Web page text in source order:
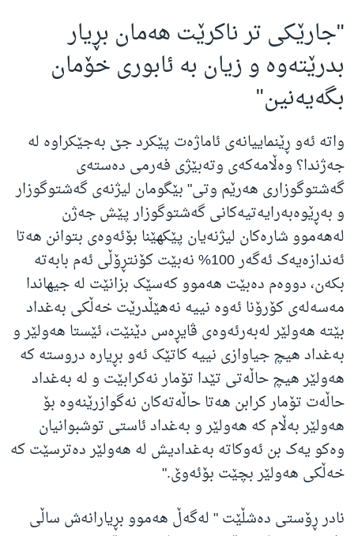
"جارێکی تر ناکرێت هه‌مان بڕیار
بدرێته‌وه‌ و زیان به‌ ئابوری خۆمان
بگه‌یه‌نین"
واتە ئەو ڕێنماییانەی ئاماژەت پێکرد جێ بەجێکراوە لە
جەژندا؟ وەڵامەکەی وتەبێژی فەرمی دەستەی
گەشتوگوزاری هەرێم وتی" بێگومان لیژنه‌ی گه‌شتوگوزار
و به‌ڕێوه‌به‌رایه‌تیه‌کانی گه‌شتوگوزار پێش جه‌ژن
له‌هه‌موو شاره‌کان لیژنه‌یان پێکهێنا بۆئه‌وه‌ی بتوانن هه‌تا
ئه‌ندازه‌یه‌ک ئه‌گه‌ر 100% نه‌بێت کۆنتڕۆڵی ئه‌م بابه‌ته‌
بکه‌ن، دووه‌م ده‌بێت هه‌موو که‌سێک بزانێت له‌ جیهاندا
مه‌سه‌له‌ی کۆرۆنا ئه‌وه‌ نییه‌ نه‌هێڵدرێت خه‌ڵکی به‌غداد
بێته‌ هه‌ولێر له‌به‌رئه‌وه‌ی ڤایڕه‌س دێنێت، ئێستا هه‌ولێر و
به‌غداد هیچ جیاوازی نییه‌ کاتێک ئه‌و بڕیاره‌ دروسته‌ که‌
هه‌ولێر هیچ حاڵه‌تی تێدا تۆمار نه‌کرابێت و له‌ به‌غداد
حاڵه‌ت تۆمار کرابن هه‌تا حاڵه‌ته‌کان نه‌گوازرێنه‌وه‌ بۆ
هه‌ولێر به‌ڵام که‌ هه‌ولێر و به‌غداد ئاستی توشبوانیان
وه‌کو یه‌ک بن ئه‌وکاته‌ به‌غدادیش له‌ هه‌ولێر ده‌ترسێت که‌
خه‌ڵکی هه‌ولێر بچێت بۆئه‌وێ."
نادر ڕۆستی دەشڵێت " له‌گه‌ڵ هه‌موو بڕیارانه‌ش ساڵی